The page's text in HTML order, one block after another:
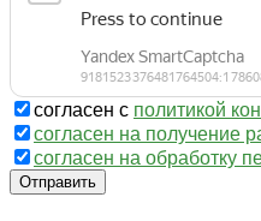
согласен с политикой
согласен на получение
согласен на обработку
Отправить